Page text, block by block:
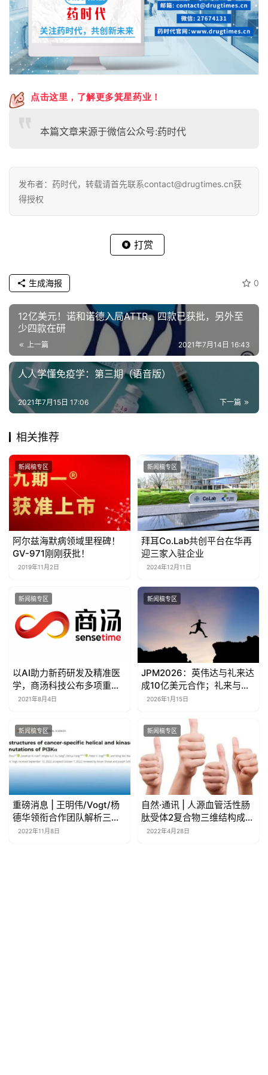
点击这里，了解更多箕星药业！
本篇文章来源于微信公众号:药时代
发布者：药时代，转载请首先联系contact@drugtimes.cn获
得授权
打赏
0
生成海报
12亿美元！诺和诺德入局ATTR，四款已获批，另外至
少四款在研
上一篇 2021年7月14日 16:43
人人学懂免疫学：第三期（语音版）
下一篇
2021年7月15日 17:06
相关推荐
新闻稿专区
阿尔兹海默病领域里程碑！
GV-971刚刚获批！
2019年11月2日
新闻稿专区
拜耳Co.Lab共创平台在华再
迎三家入驻企业
2024年12月11日
新闻稿专区
以AI助力新药研发及精准医
学，商汤科技公布多项重磅
研究成果
2021年8月4日
新闻稿专区
JPM2026：英伟达与礼来达
成10亿美元合作；礼来与诺
和诺德CEO现场“火药味十
2026年1月15日
新闻稿专区
重磅消息 | 王明伟/Vogt/杨
德华领衔合作团队解析三个
致癌特异性PI3Kα突变体的
2022年11月8日
新闻稿专区
自然·通讯 | 人源血管活性肠
肽受体2复合物三维结构成功
解析
2022年4月28日